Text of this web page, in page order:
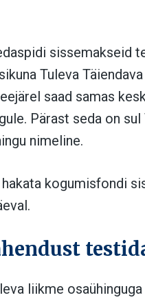
sissemakseid
Tuleva
saad samas
Pärast seda on
nimeline.
kogumisfondi
liikme